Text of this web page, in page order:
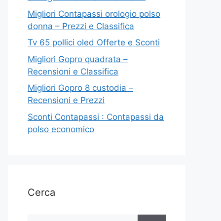
Migliori Contapassi orologio polso
donna – Prezzi e Classifica
Tv 65 pollici oled Offerte e Sconti
Migliori Gopro quadrata –
Recensioni e Classifica
Migliori Gopro 8 custodia –
Recensioni e Prezzi
Sconti Contapassi : Contapassi da
polso economico
Cerca